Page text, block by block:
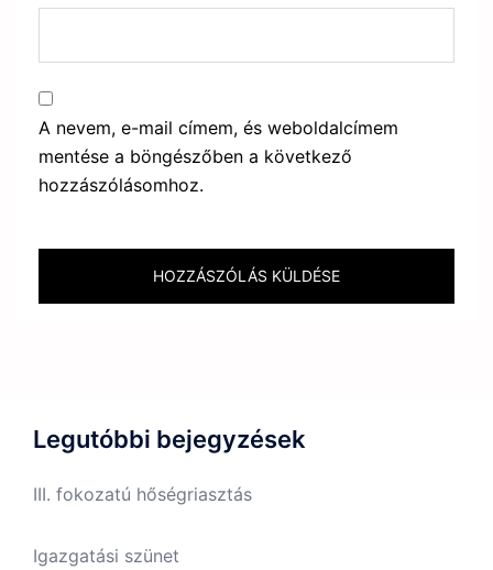
A nevem, e-mail címem, és weboldalcímem
mentése a böngészőben a következő
hozzászólásomhoz.
Legutóbbi bejegyzések
III. fokozatú hőségriasztás
Igazgatási szünet